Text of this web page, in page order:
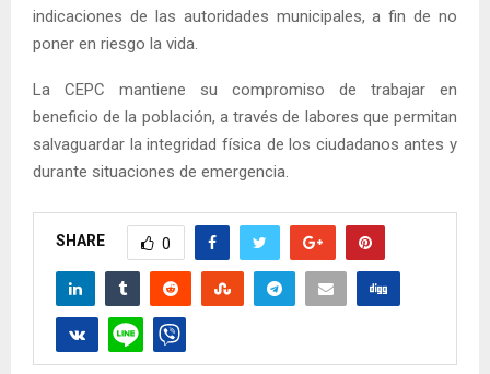
indicaciones de las autoridades municipales, a fin de no
poner en riesgo la vida.
La CEPC mantiene su compromiso de trabajar en
beneficio de la población, a través de labores que permitan
salvaguardar la integridad física de los ciudadanos antes y
durante situaciones de emergencia.
SHARE 0